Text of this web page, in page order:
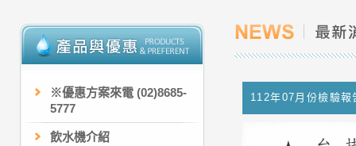
※優惠方案來電 (02)8685-
5777
飲水機介紹
112年07月份檢驗報